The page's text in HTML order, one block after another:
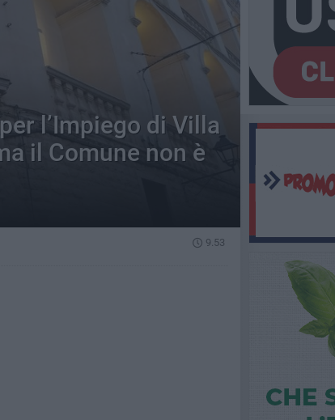
l’Impiego di Villa
il Comune non è
9.53